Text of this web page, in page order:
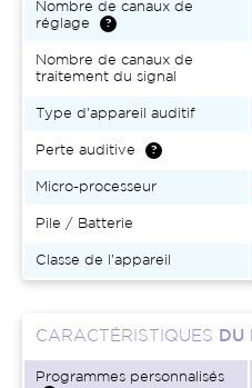
Nombre de canaux de
réglage
Nombre de canaux de
traitement du signal
Type d'appareil auditif
Perte auditive
Micro-processeur
Pile / Batterie
Classe de l'appareil
CARACTÉRISTIQUES DU
Programmes personnalisés